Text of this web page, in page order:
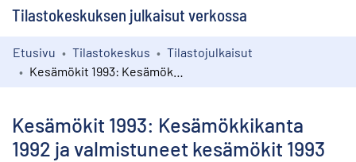
Tilastokeskuksen julkaisut verkossa
Kokoelmat
Etusivu Tilastokeskus
Tilastojulkaisut
Kesämökit 1993: Kesämökkikanta
1992 ja valmistuneet kesämökit 1993